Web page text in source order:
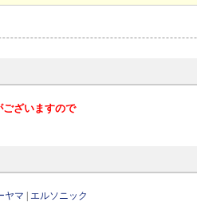
ざいますので
ヤマ エルソニック